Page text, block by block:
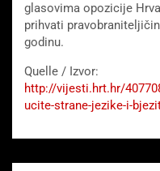
glasovima opozicije
prihvati
godinu.
Quelle / Izvor:
http://vijesti.hrt.hr/
ucite-strane-jezike-i-